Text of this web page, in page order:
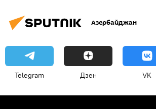
Азербайджан
Telegram Дзен VK